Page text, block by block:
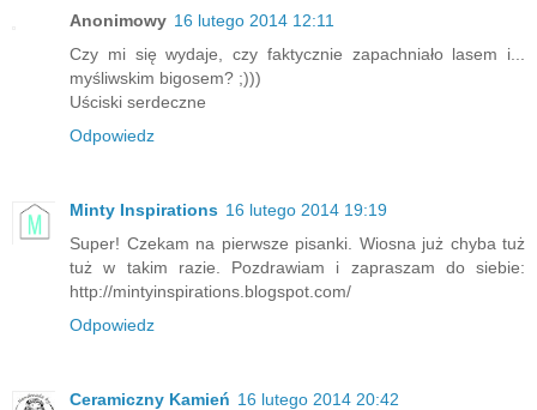
Anonimowy 16 lutego 2014 12:11
Czy mi się wydaje, czy faktycznie zapachniało lasem i...
myśliwskim bigosem? ;)))
Uściski serdeczne
Odpowiedz
Minty Inspirations 16 lutego 2014 19:19
Super! Czekam na pierwsze pisanki. Wiosna już chyba tuż
tuż w takim razie. Pozdrawiam i zapraszam do siebie:
http://mintyinspirations.blogspot.com/
Odpowiedz
Ceramiczny Kamień 16 lutego 2014 20:42